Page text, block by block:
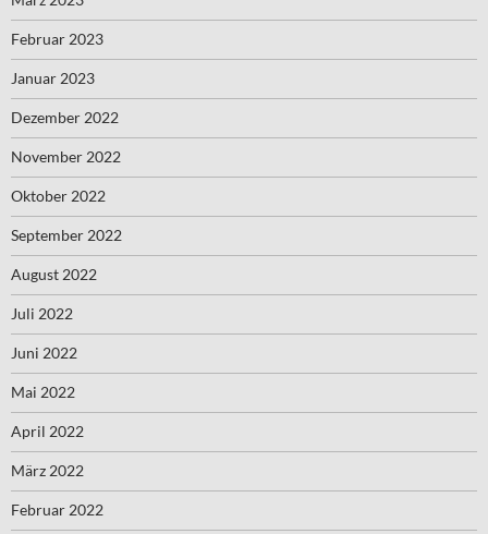
Februar 2023
Januar 2023
Dezember 2022
November 2022
Oktober 2022
September 2022
August 2022
Juli 2022
Juni 2022
Mai 2022
April 2022
März 2022
Februar 2022